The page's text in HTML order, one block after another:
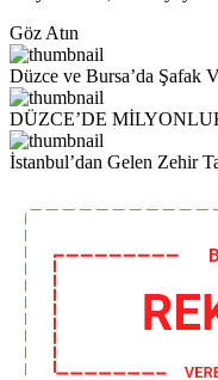
Göz Atın
Düzce ve Bursa’da Şafak
DÜZCE’DE
İstanbul’dan Gelen Zehir